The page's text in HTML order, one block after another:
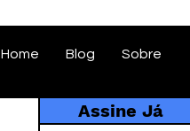
Home Blog Sobre
Assine Já